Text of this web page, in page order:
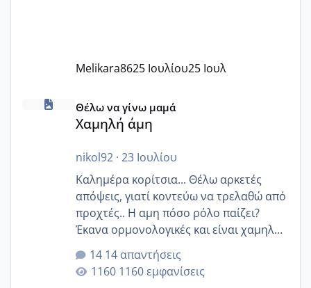
Melikara8625 Ιουλίου25 Ιουλ
Χαμηλή άμη
Θέλω να γίνω μαμά
Χαμηλή άμη
nikol92· 23 Ιουλίου
Καλημέρα κορίτσια... Θέλω αρκετές
απόψεις, γιατί κοντεύω να τρελαθώ από
προχτές.. Η αμη πόσο ρόλο παίζει?
Έκανα ορμονολογικές και είναι χαμηλή
για την ηλικία μου.. Είχα ήδη μια
εγκυμοσύνη, που έπρεπε να τερματιστεί
στην 27η εβδομάδα και προσπαθώ 7
14 απαντήσεις
1160 εμφανίσεις